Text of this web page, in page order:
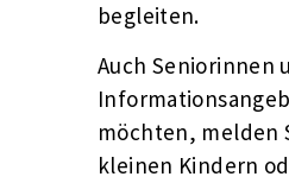
begleiten.
Auch Seniorinnen
möchten, melden
kleinen Kindern